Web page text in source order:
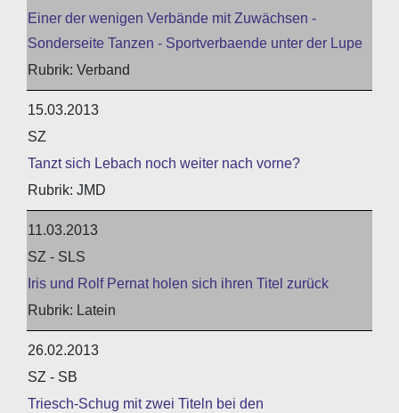
Einer der wenigen Verbände mit Zuwächsen -
Sonderseite Tanzen - Sportverbaende unter der Lupe
Verband
15.03.2013
SZ
Tanzt sich Lebach noch weiter nach vorne?
JMD
11.03.2013
SZ - SLS
Iris und Rolf Pernat holen sich ihren Titel zurück
Latein
26.02.2013
SZ - SB
Triesch-Schug mit zwei Titeln bei den